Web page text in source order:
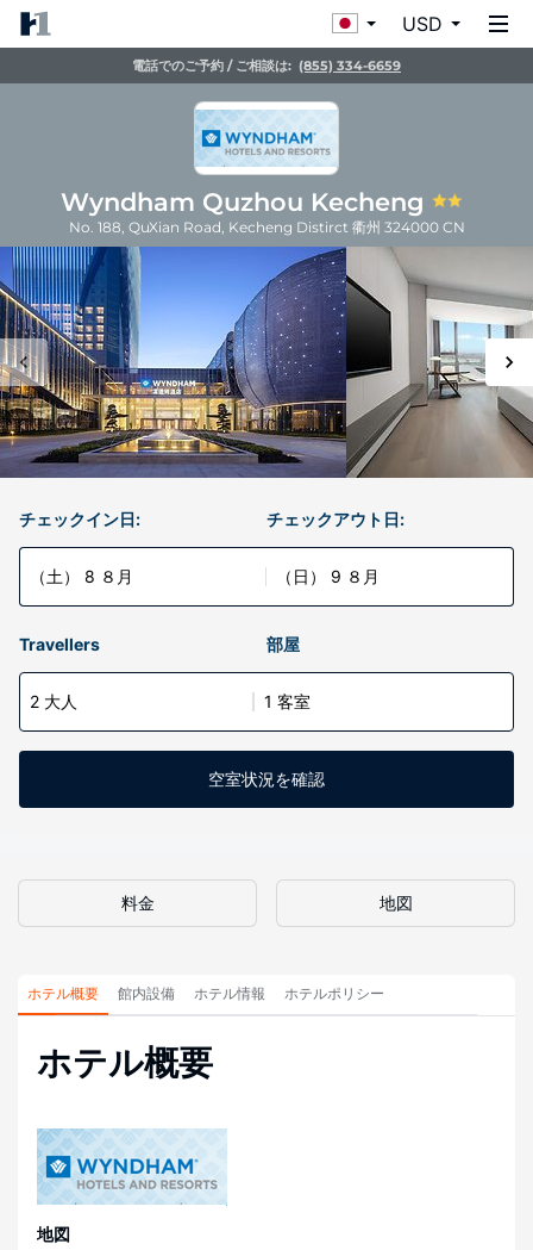
USD
電話でのご予約 / ご相談は: (855) 334-6659
Wyndham Quzhou Kecheng
No. 188, QuXian Road, Kecheng Distirct 衢州 324000 CN
チェックイン日:
（土） 8 ８月
チェックアウト日:
（日） 9 ８月
Travellers 部屋
2 大人 1 客室
空室状況を確認
料金 地図
ホテル概要 館内設備 ホテル情報 ホテルポリシー
ホテル概要
地図